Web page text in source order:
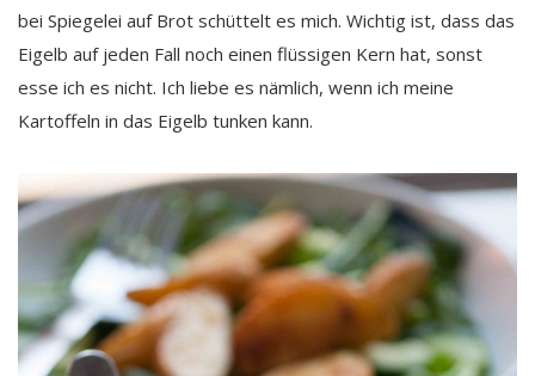
bei Spiegelei auf Brot schüttelt es mich. Wichtig ist, dass das
Eigelb auf jeden Fall noch einen flüssigen Kern hat, sonst
esse ich es nicht. Ich liebe es nämlich, wenn ich meine
Kartoffeln in das Eigelb tunken kann.